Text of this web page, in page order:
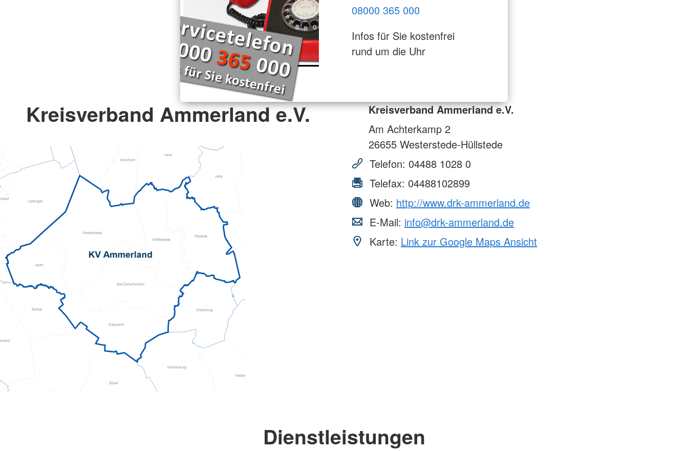
08000 365 000
Infos für Sie kostenfrei
rund um die Uhr
Kreisverband Ammerland e.V.
Kreisverband Ammerland e.V.
Am Achterkamp 2
26655 Westerstede-Hüllstede
Telefon: 04488 1028 0
Telefax: 04488102899
Web: http://www.drk-ammerland.de
E-Mail: info@drk-ammerland.de
Karte: Link zur Google Maps Ansicht
Dienstleistungen